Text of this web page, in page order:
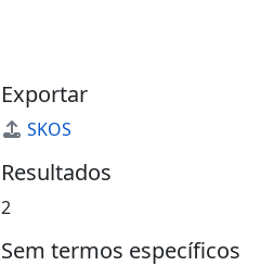
Exportar
SKOS
Resultados
2
Sem termos específicos